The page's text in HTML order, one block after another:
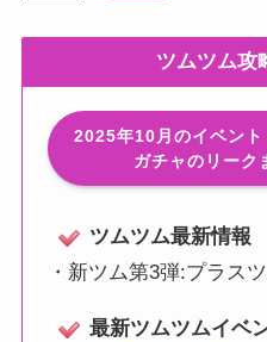
ツムツム攻
2025年10月のイベン
ガチャのリーク
ツムツム最新情報
・ 新ツム第3弾:プラス
最新ツムツムイベ